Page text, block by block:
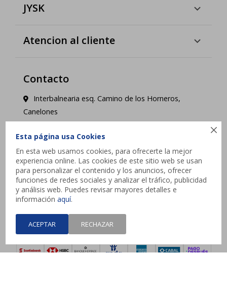

Esta página usa Cookies
En esta web usamos cookies, para ofrecerte la mejor
experiencia online. Las cookies de este sitio web se usan
para personalizar el contenido y los anuncios, ofrecer
funciones de redes sociales y analizar el tráfico, publicidad
y análisis web. Puedes revisar mayores detalles e
informaciónaquí.
ACEPTAR RECHAZAR
JYSK
Atencion al cliente
Contacto
Interbalnearia esq. Camino de los Horneros,
Canelones
contacto@jysk.uy
Lunes a Domingo de 10 a 21 hs - Pick up web 3 a
4 días hábiles.
   